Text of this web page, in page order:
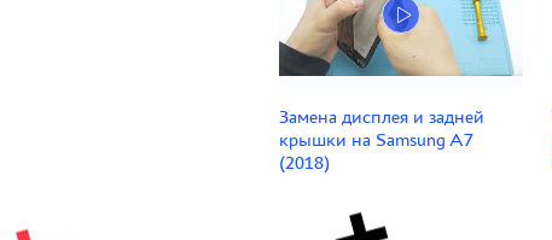
Замена дисплея и задней
крышки на Samsung A7
(2018)